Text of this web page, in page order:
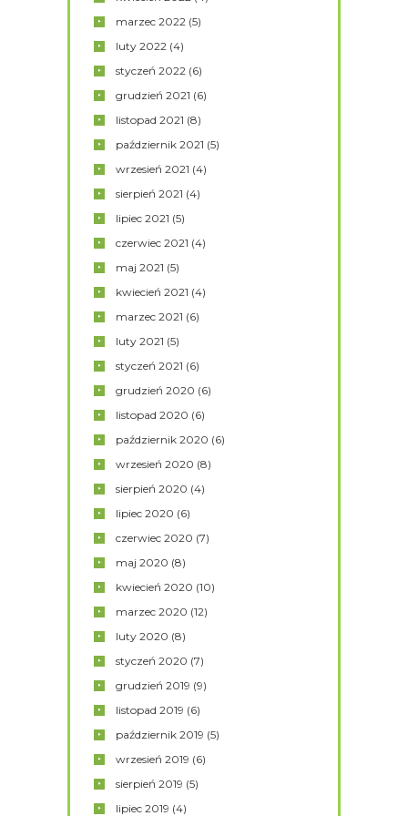
marzec2022 (5)
luty2022 (4)
styczeń2022 (6)
grudzień2021 (6)
listopad2021 (8)
październik2021 (5)
wrzesień2021 (4)
sierpień2021 (4)
lipiec2021 (5)
czerwiec2021 (4)
maj2021 (5)
kwiecień2021 (4)
marzec2021 (6)
luty2021 (5)
styczeń2021 (6)
grudzień2020 (6)
listopad2020 (6)
październik2020 (6)
wrzesień2020 (8)
sierpień2020 (4)
lipiec2020 (6)
czerwiec2020 (7)
maj2020 (8)
kwiecień2020 (10)
marzec2020 (12)
luty2020 (8)
styczeń2020 (7)
grudzień2019 (9)
listopad2019 (6)
październik2019 (5)
wrzesień2019 (6)
sierpień2019 (5)
lipiec2019 (4)